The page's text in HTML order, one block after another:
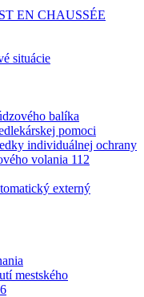
EN CHAUSSÉE
situácie
balíka
pomoci
individuálnej ochrany
volania 112
externý
mestského